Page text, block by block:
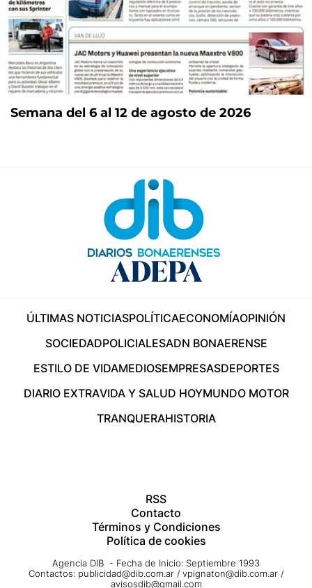
Semana del 6 al 12 de agosto de 2026
ÚLTIMAS NOTICIASPOLÍTICAECONOMÍAOPINIÓN
SOCIEDADPOLICIALESADN BONAERENSE
ESTILO DE VIDAMEDIOSEMPRESASDEPORTES
DIARIO EXTRAVIDA Y SALUD HOYMUNDO MOTOR
TRANQUERAHISTORIA
RSS
Contacto
Términos y Condiciones
Política de cookies
Agencia DIB - Fecha de Inicio: Septiembre 1993
Contactos: publicidad@dib.com.ar / vpignaton@dib.com.ar /
avisosdib@gmail.com